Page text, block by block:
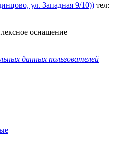
ул. Западная 9/10)) тел:
оснащение
данных пользователей